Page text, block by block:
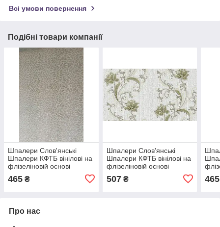
Всі умови повернення
Подібні товари компанії
Шпалери Слов'янські
Шпалери КФТБ вінілові на
флізеліновій основі
465 ₴
Шпалери Слов'янські
Шпалери КФТБ вінілові на
флізеліновій основі
2076-04
507₴ 465
Про нас